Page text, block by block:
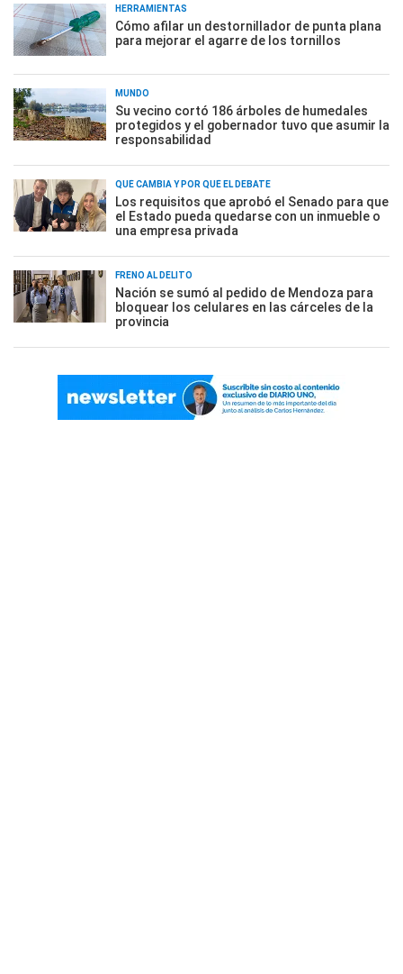
HERRAMIENTAS
Cómo afilar un destornillador de punta plana
para mejorar el agarre de los tornillos
MUNDO
Su vecino cortó 186 árboles de humedales
protegidos y el gobernador tuvo que asumir la
responsabilidad
QUÉ CAMBIA Y POR QUÉ EL DEBATE
Los requisitos que aprobó el Senado para que
el Estado pueda quedarse con un inmueble o
una empresa privada
FRENO AL DELITO
Nación se sumó al pedido de Mendoza para
bloquear los celulares en las cárceles de la
provincia